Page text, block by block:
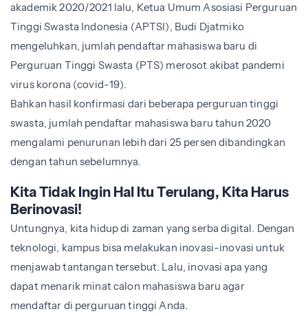
akademik 2020/2021 lalu, Ketua Umum Asosiasi Perguruan
Tinggi Swasta Indonesia (APTSI), Budi Djatmiko
mengeluhkan, jumlah pendaftar mahasiswa baru di
Perguruan Tinggi Swasta (PTS) merosot akibat pandemi
virus korona (covid-19).
Bahkan hasil konfirmasi dari beberapa perguruan tinggi
swasta, jumlah pendaftar mahasiswa baru tahun 2020
mengalami penurunan lebih dari 25 persen dibandingkan
dengan tahun sebelumnya.
Kita Tidak Ingin Hal Itu Terulang, Kita Harus
Berinovasi!
Untungnya, kita hidup di zaman yang serba digital. Dengan
teknologi, kampus bisa melakukan inovasi-inovasi untuk
menjawab tantangan tersebut. Lalu, inovasi apa yang
dapat menarik minat calon mahasiswa baru agar
mendaftar di perguruan tinggi Anda.